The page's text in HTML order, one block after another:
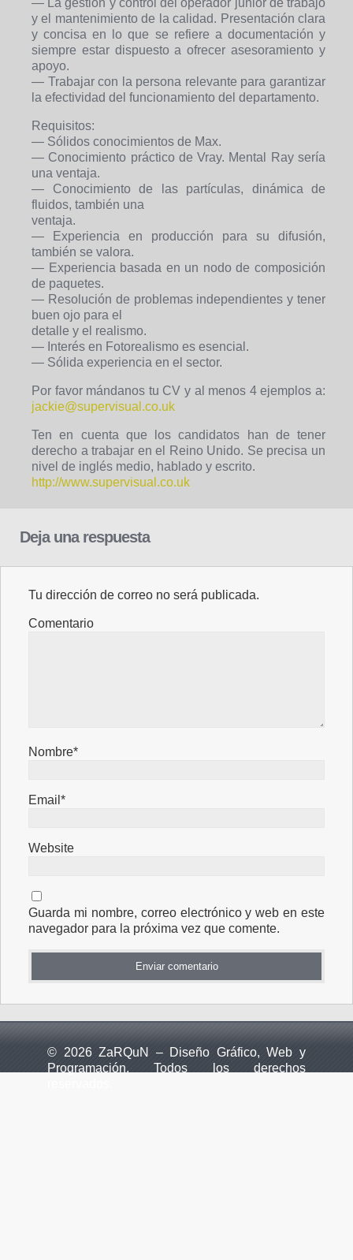
— La gestión y control del operador junior de trabajo
y el mantenimiento de la calidad. Presentación clara
y concisa en lo que se refiere a documentación y
siempre estar dispuesto a ofrecer asesoramiento y
apoyo.
— Trabajar con la persona relevante para garantizar
la efectividad del funcionamiento del departamento.
Requisitos:
— Sólidos conocimientos de Max.
— Conocimiento práctico de Vray. Mental Ray sería
una ventaja.
— Conocimiento de las partículas, dinámica de
fluidos, también una
ventaja.
— Experiencia en producción para su difusión,
también se valora.
— Experiencia basada en un nodo de composición
de paquetes.
— Resolución de problemas independientes y tener
buen ojo para el
detalle y el realismo.
— Interés en Fotorealismo es esencial.
— Sólida experiencia en el sector.
Por favor mándanos tu CV y al menos 4 ejemplos a:
jackie@supervisual.co.uk
Ten en cuenta que los candidatos han de tener
derecho a trabajar en el Reino Unido. Se precisa un
nivel de inglés medio, hablado y escrito.
http://www.supervisual.co.uk
Deja una respuesta
Tu dirección de correo no será publicada.
Comentario
Nombre*
Email*
Website
Guarda mi nombre, correo electrónico y web en este
navegador para la próxima vez que comente.
© 2026 ZaRQuN – Diseño Gráfico, Web y
Programación. Todos los derechos